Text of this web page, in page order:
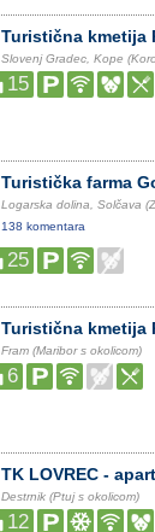
Turistična kmetija
Slovenj Gradec, Kope
15
Turistička farma
Logarska dolina, Solčava
138 komentara
25
Turistična kmetija
Fram (Maribor s okolicom)
6
TK LOVREC -
Destrnik (Ptuj s okolicom)
12